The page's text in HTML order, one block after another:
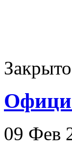
Закрыто
09 Фев